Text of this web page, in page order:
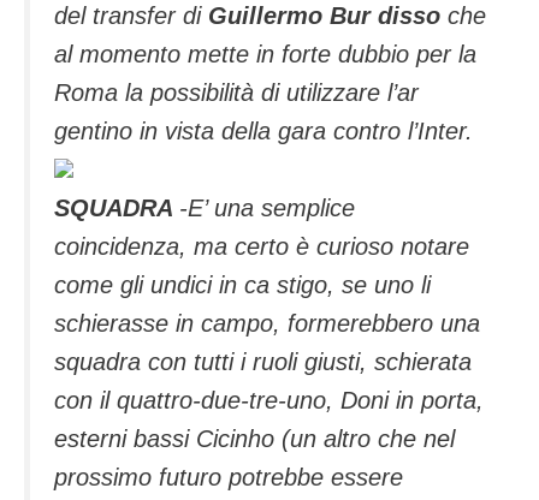
del transfer di Guillermo Bur disso che
al momento mette in forte dubbio per la
Roma la possibilità di utilizzare l’ar
gentino in vista della gara contro l’Inter.
SQUADRA -E’ una semplice
coincidenza, ma certo è curioso notare
come gli undici in ca stigo, se uno li
schierasse in campo, formerebbero una
squadra con tutti i ruoli giusti, schierata
con il quattro-due-tre-uno, Doni in porta,
esterni bassi Cicinho (un altro che nel
prossimo futuro potrebbe essere